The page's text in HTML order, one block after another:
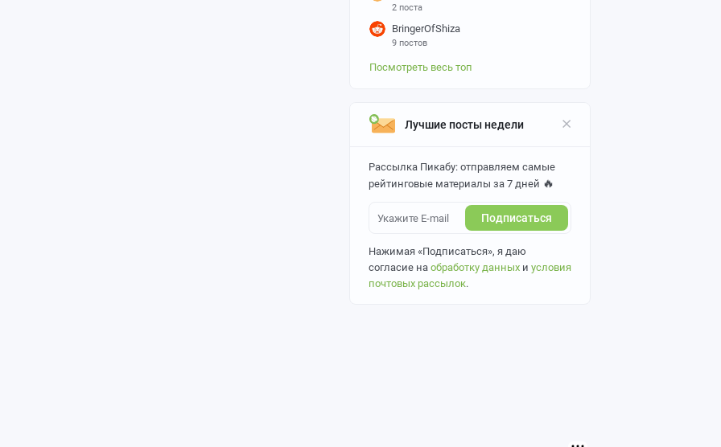
2 поста
BringerOfShiza
9 постов
Посмотреть весь топ
Лучшие посты недели
Рассылка Пикабу: отправляем самые
рейтинговые материалы за 7 дней 🔥
Подписаться
Нажимая «Подписаться», я даю
согласие на обработку данных и условия
почтовых рассылок.